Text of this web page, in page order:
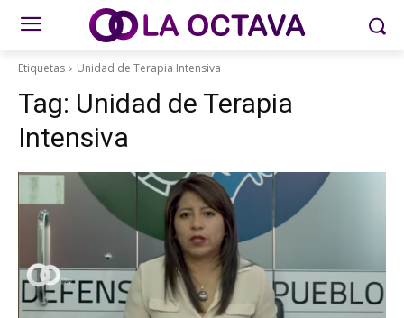
Etiquetas Unidad de Terapia Intensiva
Tag: Unidad de Terapia
Intensiva